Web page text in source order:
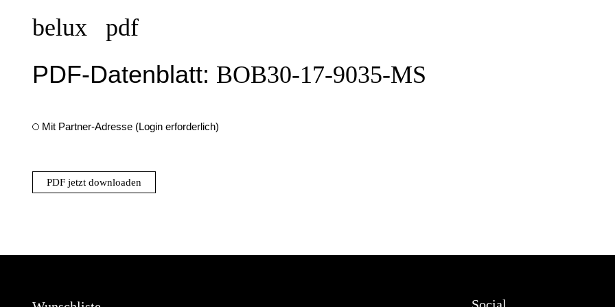
belux pdf
PDF-Datenblatt: BOB30-17-9035-MS
Mit Partner-Adresse (Login erforderlich)
PDF jetzt downloaden